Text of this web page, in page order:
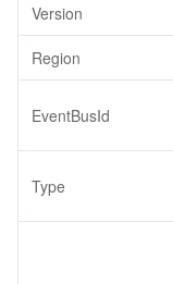
Version
Region
EventBusId
Type